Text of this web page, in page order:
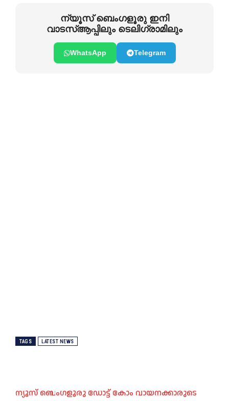
ന്യൂസ് ബെംഗളൂരു ഇനി
വാടസ്ആപ്പിലും ടെലിഗ്രാമിലും
WhatsApp Telegram
TAGS LATEST NEWS
ന്യൂസ് ബെംഗളൂരു ഡോട്ട് കോം വായനക്കാരുടെ